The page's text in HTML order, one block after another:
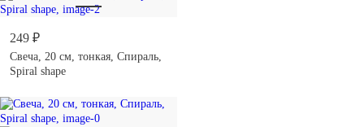
249 ₽
Свеча, 20 см, тонкая, Спираль,
Spiral shape